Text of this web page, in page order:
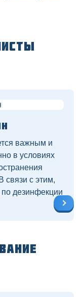
важным и
в условиях
связи с этим,
дезинфекции